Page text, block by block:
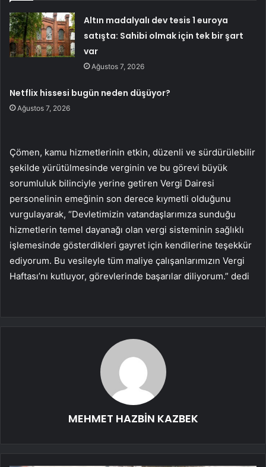
Altın madalyalı dev tesis 1 euroya
satışta: Sahibi olmak için tek bir şart
var
Ağustos 7, 2026
Netflix hissesi bugün neden düşüyor?
Ağustos 7, 2026
Çömen, kamu hizmetlerinin etkin, düzenli ve sürdürülebilir
şekilde yürütülmesinde verginin ve bu görevi büyük
sorumluluk bilinciyle yerine getiren Vergi Dairesi
personelinin emeğinin son derece kıymetli olduğunu
vurgulayarak, “Devletimizin vatandaşlarımıza sunduğu
hizmetlerin temel dayanağı olan vergi sisteminin sağlıklı
işlemesinde gösterdikleri gayret için kendilerine teşekkür
ediyorum. Bu vesileyle tüm maliye çalışanlarımızın Vergi
Haftası’nı kutluyor, görevlerinde başarılar diliyorum.” dedi
MEHMET HAZBİN KAZBEK